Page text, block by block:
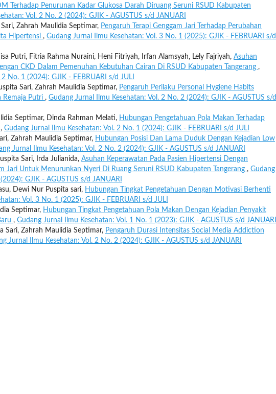
Terhadap Penurunan Kadar Glukosa Darah Diruang Seruni RSUD Kabupaten
Vol. 2 No. 2 (2024): GJIK - AGUSTUS s/d JANUARI
Zahrah Maulidia Septimar, Pengaruh Terapi Genggam Jari Terhadap Perubahan
Hipertensi , Gudang Jurnal Ilmu Kesehatan: Vol. 3 No. 1 (2025): GJIK - FEBRUARI s/d
Putri, Fitria Rahma Nuraini, Heni Fitriyah, Irfan Alamsyah, Lely Fajriyah, Asuhan
CKD Dalam Pemenuhan Kebutuhan Cairan Di RSUD Kabupaten Tangerang ,
No. 1 (2024): GJIK - FEBRUARI s/d JULI
Sari, Zahrah Maulidia Septimar, Pengaruh Perilaku Personal Hygiene Habits
Remaja Putri , Gudang Jurnal Ilmu Kesehatan: Vol. 2 No. 2 (2024): GJIK - AGUSTUS s/d
Septimar, Dinda Rahman Melati, Hubungan Pengetahuan Pola Makan Terhadap
, Gudang Jurnal Ilmu Kesehatan: Vol. 2 No. 1 (2024): GJIK - FEBRUARI s/d JULI
Zahrah Maulidia Septimar, Hubungan Posisi Dan Lama Duduk Dengan Kejadian Low
Jurnal Ilmu Kesehatan: Vol. 2 No. 2 (2024): GJIK - AGUSTUS s/d JANUARI
Sari, Irda Julianida, Asuhan Keperawatan Pada Pasien Hipertensi Dengan
Jari Untuk Menurunkan Nyeri Di Ruang Seruni RSUD Kabupaten Tangerang , Gudang
GJIK - AGUSTUS s/d JANUARI
Dewi Nur Puspita sari, Hubungan Tingkat Pengetahuan Dengan Motivasi Berhenti
Vol. 3 No. 1 (2025): GJIK - FEBRUARI s/d JULI
Septimar, Hubungan Tingkat Pengetahuan Pola Makan Dengan Kejadian Penyakit
, Gudang Jurnal Ilmu Kesehatan: Vol. 1 No. 1 (2023): GJIK - AGUSTUS s/d JANUARI
Sari, Zahrah Maulidia Septimar, Pengaruh Durasi Intensitas Social Media Addiction
Jurnal Ilmu Kesehatan: Vol. 2 No. 2 (2024): GJIK - AGUSTUS s/d JANUARI